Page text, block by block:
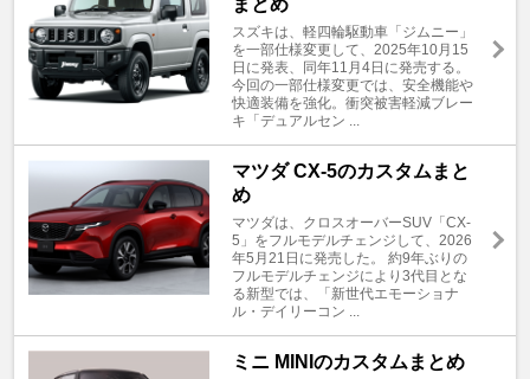
スズキは、軽四輪駆動車「ジムニー」
を一部仕様変更して、2025年10月15
日に発表、同年11月4日に発売する。
今回の一部仕様変更では、安全機能や
快適装備を強化。衝突被害軽減ブレー
キ「デュアルセン ...
マツダ CX-5のカスタムまと
め
マツダは、クロスオーバーSUV「CX-
5」をフルモデルチェンジして、2026
年5月21日に発売した。 約9年ぶりの
フルモデルチェンジにより3代目とな
る新型では、「新世代エモーショナ
ル・デイリーコン ...
ミニ MINIのカスタムまとめ